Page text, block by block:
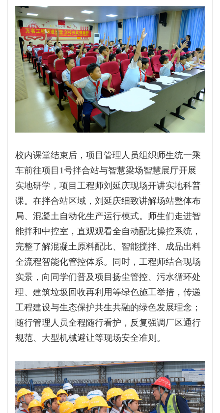
校内课堂结束后，项目管理人员组织师生统一乘
车前往项目1号拌合站与智慧梁场智慧展厅开展
实地研学，项目工程师刘延庆现场开讲实地科普
课。在拌合站区域，刘延庆细致讲解场站整体布
局、混凝土自动化生产运行模式。师生们走进智
能拌和中控室，直观观看全自动配比操控系统，
完整了解混凝土原料配比、智能搅拌、成品出料
全流程智能化管控体系。同时，工程师结合现场
实景，向同学们普及项目扬尘管控、污水循环处
理、建筑垃圾回收再利用等绿色施工举措，传递
工程建设与生态保护共生共融的绿色发展理念；
随行管理人员全程随行看护，反复强调厂区通行
规范、大型机械避让等现场安全准则。